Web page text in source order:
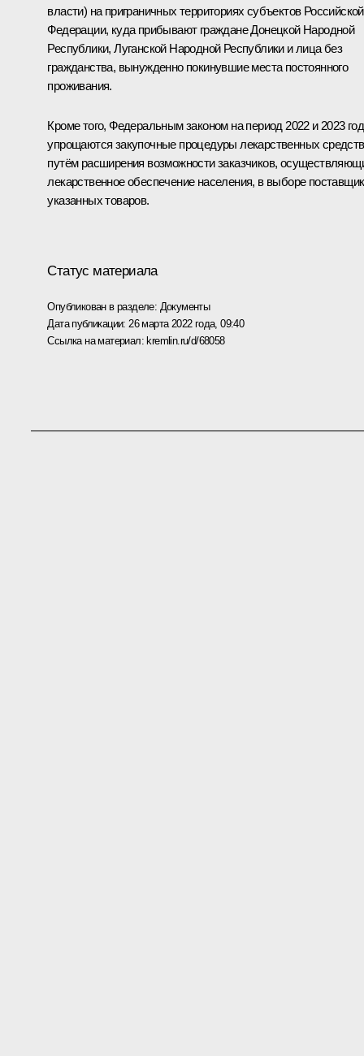
власти) на приграничных территориях субъектов Российской
Федерации, куда прибывают граждане Донецкой Народной
Республики, Луганской Народной Республики и лица без
гражданства, вынужденно покинувшие места постоянного
проживания.
Кроме того, Федеральным законом на период 2022 и 2023
упрощаются закупочные процедуры лекарственных средств
путём расширения возможности заказчиков,
лекарственное обеспечение населения, в выборе
указанных товаров.
Статус материала
Опубликован в разделе: Документы
Дата публикации: 26 марта 2022 года, 09:40
Ссылка на материал: kremlin.ru/d/68058